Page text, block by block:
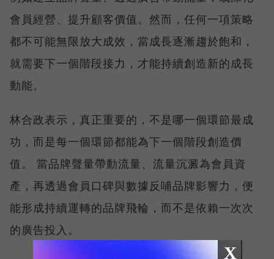
會員經營、提升顧客價值。然而，任何一項策略
都不可能無限放大成效，當成長逐漸趨於飽和，
就需要下一個階段接力，才能持續創造新的成長
動能。
林合政表示，真正重要的，不是哪一個環節最成
功，而是每一個環節都能為下一個階段創造價
值。 當品牌聲量帶動流量、流量沉澱為會員資
產，再透過會員口碑與數據反哺品牌影響力，便
能形成持續運轉的品牌飛輪，而不是依賴一次次
的廣告投入。
X